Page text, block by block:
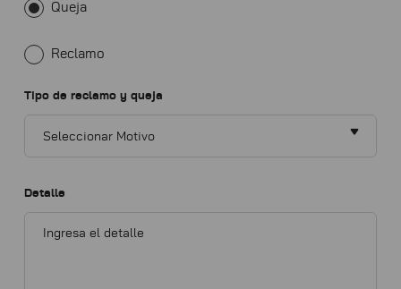
Queja
Reclamo
Tipo de reclamo y queja
Detalle